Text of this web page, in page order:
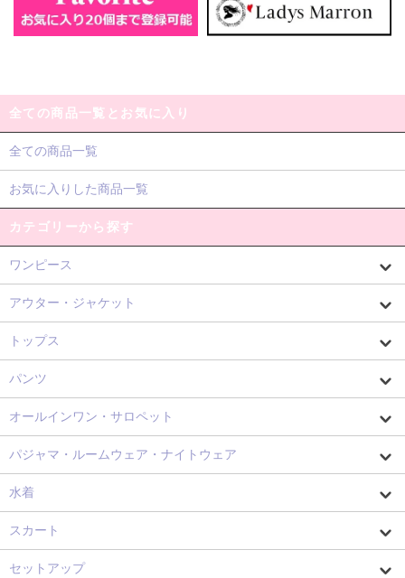
全ての商品一覧とお気に入り
全ての商品一覧
お気に入りした商品一覧
カテゴリーから探す
ワンピース
アウター・ジャケット
トップス
パンツ
オールインワン・サロペット
パジャマ・ルームウェア・ナイトウェア
水着
スカート
セットアップ